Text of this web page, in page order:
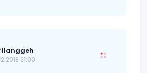
21:00